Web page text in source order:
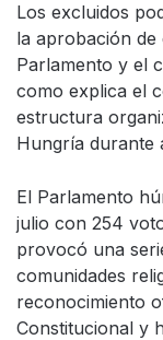
Los excluidos
la aprobación de
Parlamento y el
como explica el
estructura
Hungría durante
El Parlamento
julio con 254
provocó una
comunidades
reconocimiento
Constitucional y